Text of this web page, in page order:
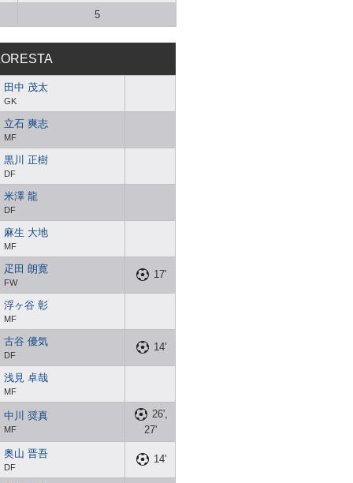
5
田中 茂太
GK
立石 爽志
MF
黒川 正樹
DF
米澤 龍
DF
麻生 大地
MF
疋田 朗寛
FW
17'
浮ヶ谷 彰
MF
古谷 優気
DF
14'
浅見 卓哉
MF
中川 奨真
MF
26',
27'
奥山 晋吾
DF
14'